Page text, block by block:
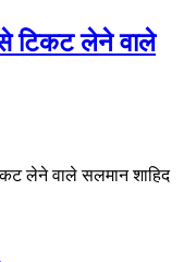
टिकट लेने वाले
लेने वाले सलमान शाहिद